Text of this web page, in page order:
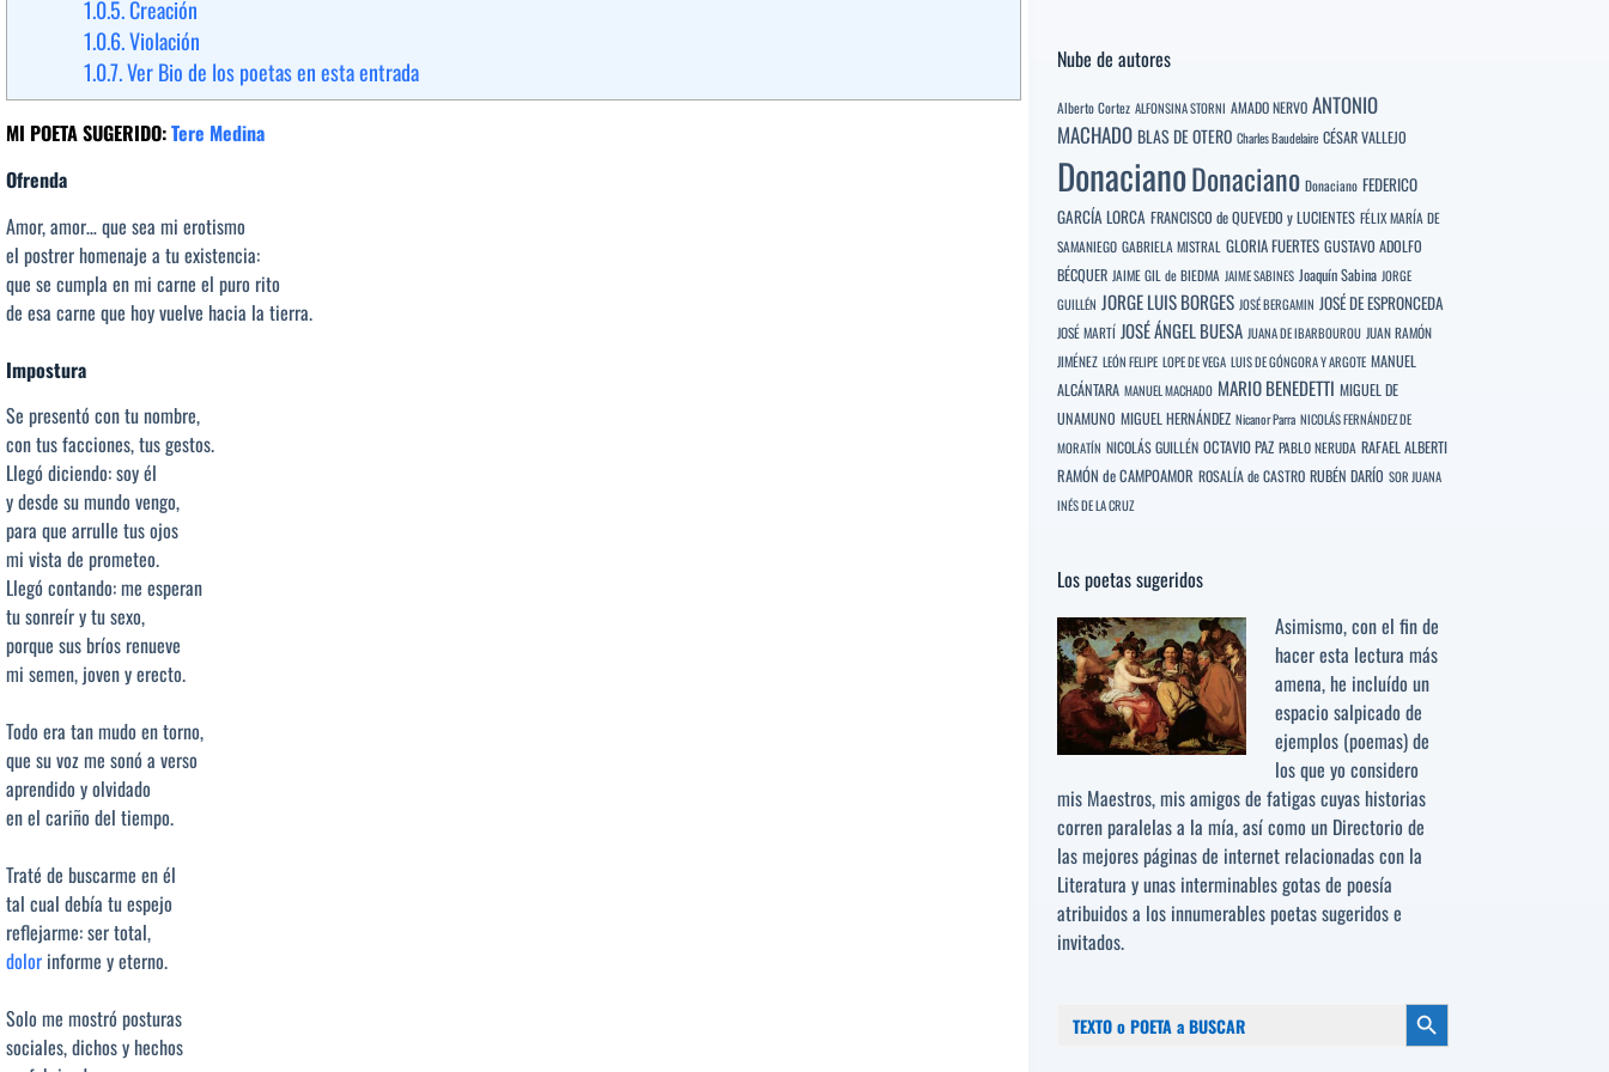
1.0.5.Creación
1.0.6.Violación
1.0.7.Ver Bio de los poetas en esta entrada
MI POETA SUGERIDO:Tere Medina
Ofrenda
Amor, amor… que sea mi erotismo
el postrer homenaje a tu existencia:
que se cumpla en mi carne el puro rito
de esa carne que hoy vuelve hacia la tierra.
Impostura
Se presentó con tu nombre,
con tus facciones, tus gestos.
Llegó diciendo: soy él
y desde su mundo vengo,
para que arrulle tus ojos
mi vista de prometeo.
Llegó contando: me esperan
tu sonreír y tu sexo,
porque sus bríos renueve
mi semen, joven y erecto.
Todo era tan mudo en torno,
que su voz me sonó a verso
aprendido y olvidado
en el cariño del tiempo.
Traté de buscarme en él
tal cual debía tu espejo
reflejarme: ser total,
dolor informe y eterno.
Solo me mostró posturas
sociales, dichos y hechos
Nube de autores
Alberto Cortez ALFONSINA STORNI AMADO NERVO ANTONIO
MACHADOBLAS DE OTERO Charles Baudelaire CÉSAR VALLEJO
DonacianoDonaciano Donaciano FEDERICO
GARCÍA LORCA FRANCISCO de QUEVEDO y LUCIENTES FÉLIX MARÍA DE
SAMANIEGO GABRIELA MISTRAL GLORIA FUERTES GUSTAVO ADOLFO
BÉCQUER JAIME GIL de BIEDMA JAIME SABINES Joaquín Sabina JORGE
GUILLÉN JORGE LUIS BORGES JOSÉ BERGAMIN JOSÉ DE ESPRONCEDA
JOSÉ MARTÍ JOSÉ ÁNGEL BUESA JUANA DE IBARBOUROU JUAN RAMÓN
JIMÉNEZ LEÓN FELIPE LOPE DE VEGA LUIS DE GÓNGORA Y ARGOTE MANUEL
ALCÁNTARA MANUEL MACHADO MARIO BENEDETTI MIGUEL DE
UNAMUNO MIGUEL HERNÁNDEZ Nicanor Parra NICOLÁS FERNÁNDEZ DE
MORATÍN NICOLÁS GUILLÉN OCTAVIO PAZ PABLO NERUDA RAFAEL ALBERTI
RAMÓN de CAMPOAMOR ROSALÍA de CASTRO RUBÉN DARÍO SOR JUANA
INÉS DE LA CRUZ
Los poetas sugeridos
Asimismo, con el fin de
hacer esta lectura más
amena, he incluído un
espacio salpicado de
ejemplos (poemas) de
los que yo considero
mis Maestros, mis amigos de fatigas cuyas historias
corren paralelas a la mía, así como un Directorio de
las mejores páginas de internet relacionadas con la
Literatura y unas interminables gotas de poesía
atribuidos a los innumerables poetas sugeridose
invitados.
Botón de búsqueda